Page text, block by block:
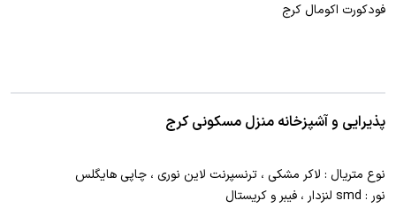
فودکورت اکومال کرج
پذیرایی و آشپزخانه منزل مسکونی کرج
نوع متریال : لاکر مشکی ، ترنسپرنت لاین نوری ، چاپی هایگلس
نور : smd لنزدار ، فیبر و کریستال